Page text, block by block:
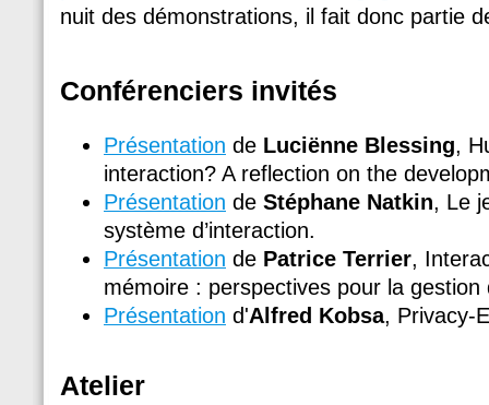
nuit des démonstrations, il fait donc partie
Conférenciers invités
Présentation de Luciënne Blessing,
interaction? A reflection on the
Présentation de Stéphane Natkin, Le
système d’interaction.
Présentation de Patrice Terrier,
mémoire : perspectives pour la
Présentation d'Alfred Kobsa, Privacy-
Atelier